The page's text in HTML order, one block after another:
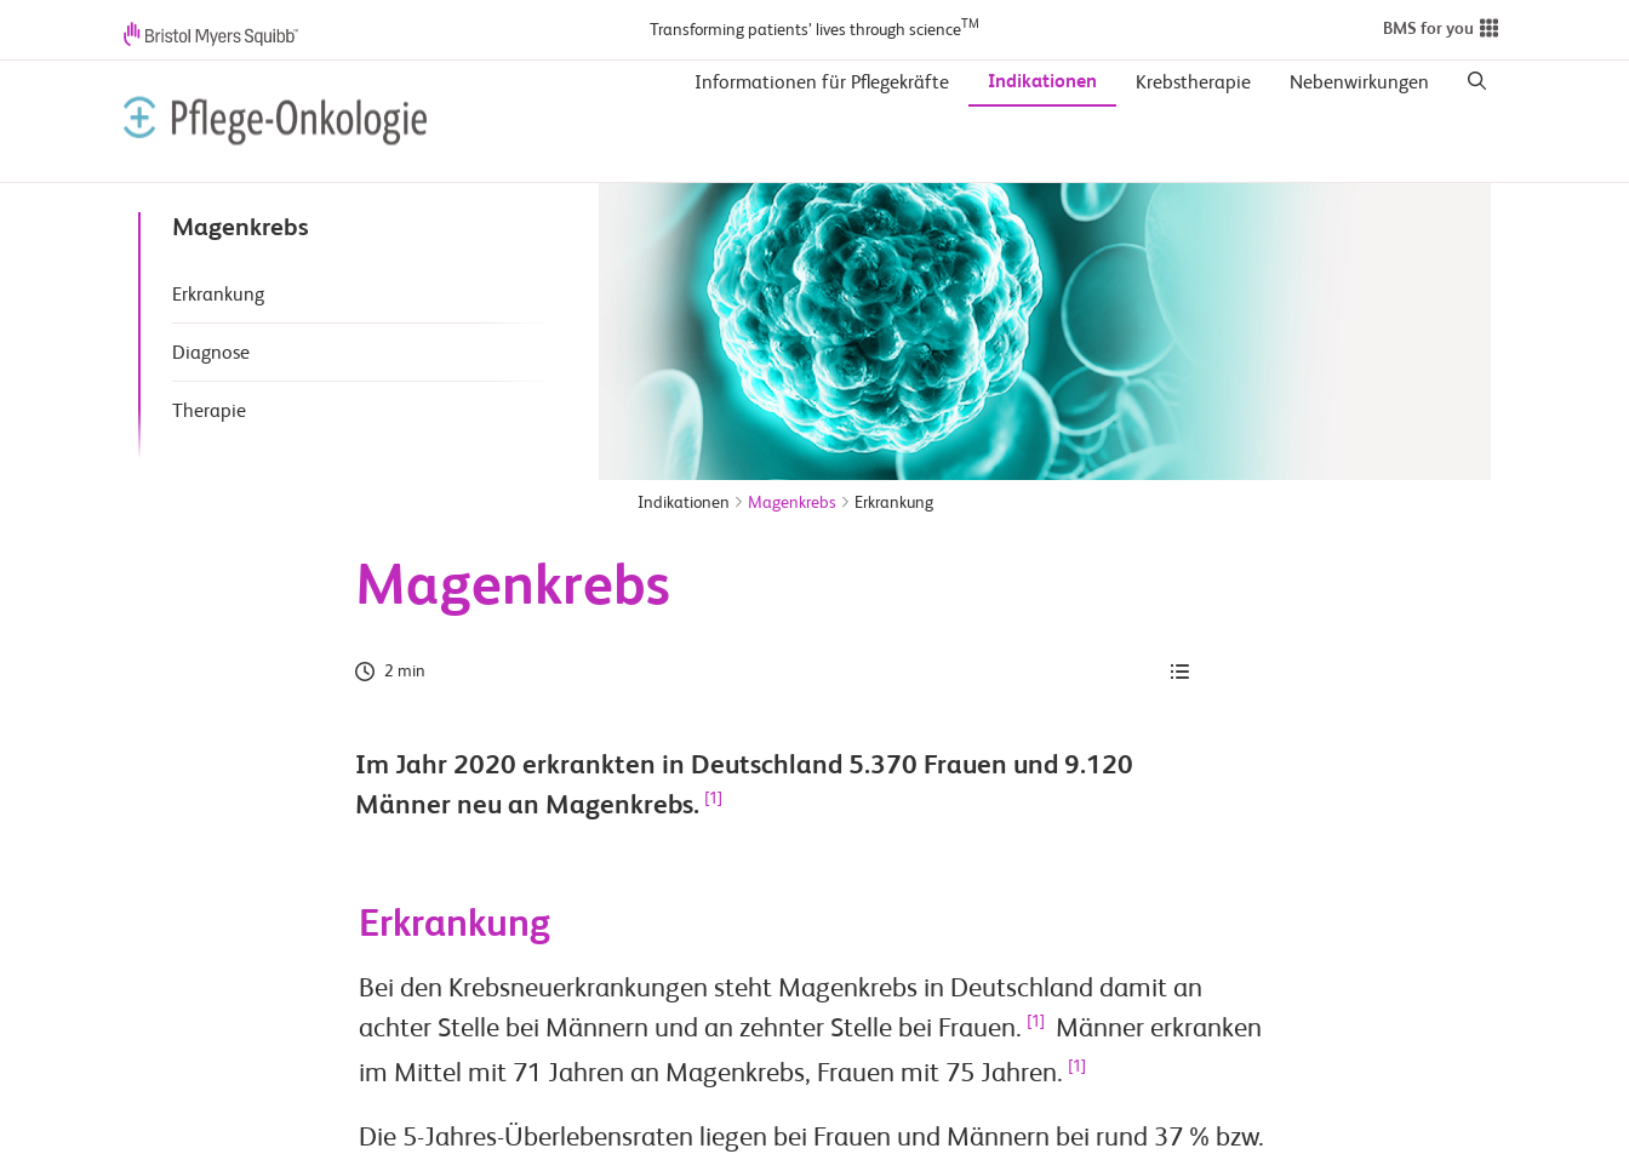
Transforming patients’ lives through science TM BMS for you
Informationen für Pflegekräfte Indikationen Krebstherapie Nebenwirkungen
Magenkrebs
Erkrankung
Diagnose
Therapie
Indikationen Magenkrebs Erkrankung
Magenkrebs
2 min
Im Jahr 2020 erkrankten in Deutschland 5.370 Frauen und 9.120
Männer neu an Magenkrebs.
[1]
Erkrankung
Bei den Krebsneuerkrankungen steht Magenkrebs in Deutschland damit an
achter Stelle bei Männern und an zehnter Stelle bei Frauen.
[1]
Männer erkranken
im Mittel mit 71 Jahren an Magenkrebs, Frauen mit 75 Jahren.
[1]
Die 5-Jahres-Überlebensraten liegen bei Frauen und Männern bei rund 37 % bzw.